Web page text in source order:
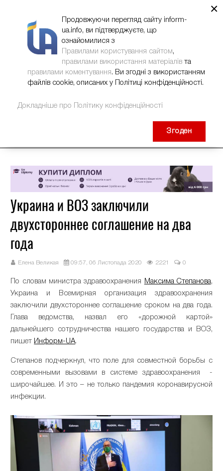
Украина и ВОЗ заключили
двухстороннее соглашение на два
года
Елена Великая 09:57, 06 Листопада 2020 2221 0
По словам министра здравоохранения Максима Степанова,
Украина и Всемирная организация здравоохранения
заключили двухстороннее соглашение сроком на два года.
Глава ведомства, назвал его «дорожной картой»
дальнейшего сотрудничества нашего государства и ВОЗ,
пишет Информ-UA.
Степанов подчеркнул, что поле для совместной борьбы с
современными вызовами в системе здравоохранения -
широчайшее. И это – не только пандемия коронавирусной
инфекции.
×
Продовжуючи перегляд сайту inform-
ua.info, ви підтверджуєте, що
ознайомилися з
Правилами користування сайтом,
правилами використання матеріалів та
правилами коментування. Ви згодні з використанням
файлів cookie, описаних у Політиці конфіденційності.
Докладніше про Політику конфіденційності
Згоден